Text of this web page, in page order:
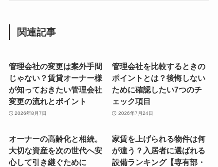
関連記事
管理会社の変更は案外手間
じゃない？賃貸オーナー様
が知っておきたい管理会社
変更の流れとポイント
2026年8月7日
管理会社を比較するときの
ポイントとは？後悔しない
ために確認したい7つのチ
ェック項目
2026年7月24日
オーナーの高齢化と相続。
大切な資産を次の世代へ安
心して引き継ぐために
家賃を上げられる物件は何
が違う？入居者に選ばれる
設備ランキング【専有部・